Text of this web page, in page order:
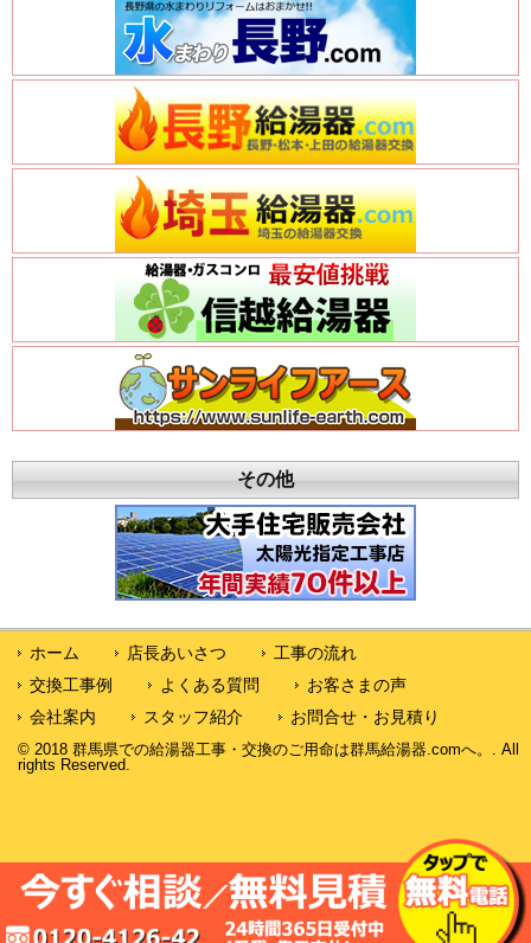
その他
ホーム 店長あいさつ
工事の流れ
交換工事例
よくある質問
お客さまの声
会社案内
スタッフ紹介 お問合せ・お見積り
© 2018 群馬県での給湯器工事・交換のご用命は群馬給湯器.comへ。. All
rights Reserved.